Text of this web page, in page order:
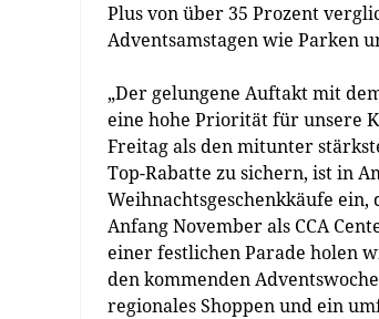
Plus von über 35 Prozent
Adventsamstagen wie Parken
„Der gelungene Auftakt mit
eine hohe Priorität für unsere
Freitag als den mitunter
Top-Rabatte zu sichern, ist in
Weihnachtsgeschenkkäufe
Anfang November als CCA
einer festlichen Parade holen
den kommenden
regionales Shoppen und ein